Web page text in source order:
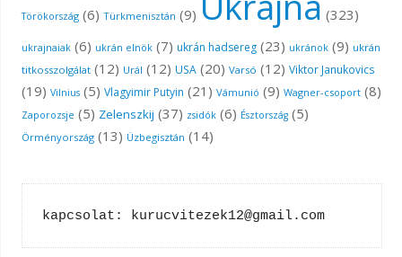
Törökország(6) Türkmenisztán (9) (323)
ukrajnaiak(6) ukrán elnök(7) ukrán hadsereg(23) ukránok(9) ukrán
titkosszolgálat(12) Urál (12) USA(20) Varsó (12) Viktor Janukovics
(19) Vilnius(5) Vlagyimir Putyin (21) Vámunió (9) Wagner-csoport(8)
Zaporozsje (5) Zelenszkij (37) zsidók(6) Észtország(5)
Örményország(13) Üzbegisztán (14)
kapcsolat: kurucvitezek12@gmail.com